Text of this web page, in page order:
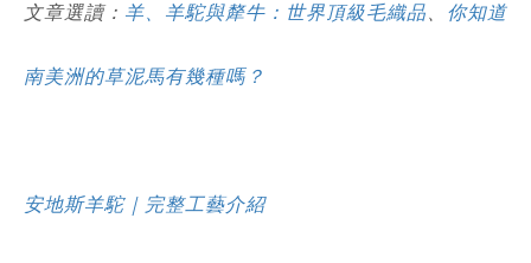
文章選讀： 羊、羊駝與犛牛：世界頂級毛織品 你知道
南美洲的草泥馬有幾種嗎？
安地斯羊駝｜完整工藝介紹